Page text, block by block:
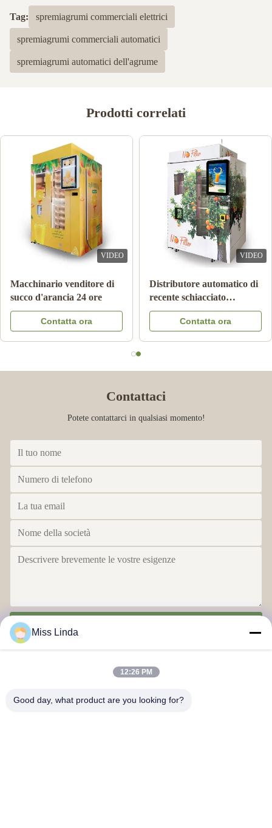
Tag: spremiagrumi commerciali elettrici
spremiagrumi commerciali automatici
spremiagrumi automatici dell'agrume
Prodotti correlati
VIDEO
Doppia cocktail di frutta
congelato del latte della
bevanda della bevanda
della melma del ghiaccio
Contatta ora
VIDEO
Sistema arancio di Juice
Vending Machine With
Cooling di pagamento della
Contatta ora
Contattaci
Potete contattarci in qualsiasi momento!
Miss Linda
12:26 PM
Good day, what product are you looking for?